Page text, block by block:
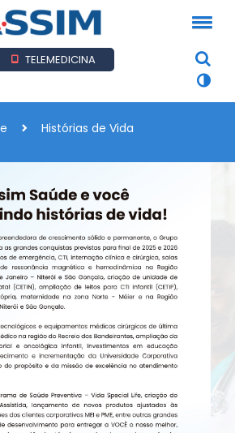
TELEMEDICINA
Histórias de Vida